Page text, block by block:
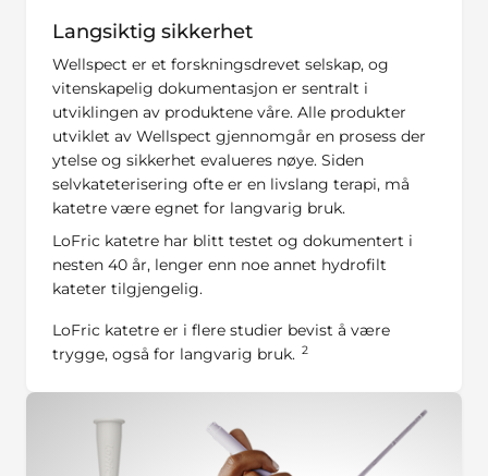
Langsiktig sikkerhet
Wellspect er et forskningsdrevet selskap, og
vitenskapelig dokumentasjon er sentralt i
utviklingen av produktene våre. Alle produkter
utviklet av Wellspect gjennomgår en prosess der
ytelse og sikkerhet evalueres nøye. Siden
selvkateterisering ofte er en livslang terapi, må
katetre være egnet for langvarig bruk.
LoFric katetre har blitt testet og dokumentert i
nesten 40 år, lenger enn noe annet hydrofilt
kateter tilgjengelig.
LoFric katetre er i flere studier bevist å være
trygge, også for langvarig bruk. 2